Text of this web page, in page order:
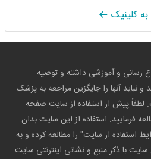
کلینیک
رسانی و آموزشی داشته و توصیه
آنها را جایگزین مراجعه به پزشک
پیش از استفاده از سایت صفحه
فرمایید. استفاده از این سایت بدان
استفاده از سایت" را مطالعه کرده و به
با ذکر منبع و نشانی اینترنتی سایت